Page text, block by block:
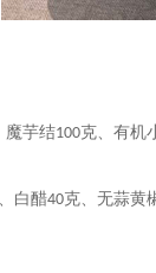
魔芋结100克、 有机
、 白醋40克、 无蒜黄